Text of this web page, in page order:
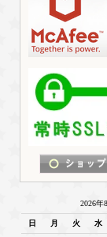
2026年
日 月 火 水